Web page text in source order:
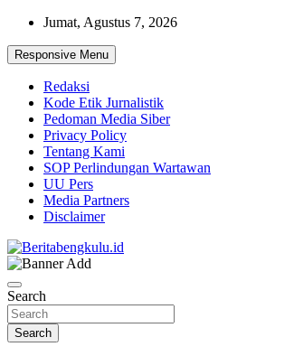
Skip
content
Jumat, Agustus 7, 2026
Responsive Menu
Redaksi
Kode Etik Jurnalistik
Pedoman Media Siber
Privacy Policy
Tentang Kami
SOP Perlindungan Wartawan
UU Pers
Media Partners
Disclaimer
Beritabengkulu.id
Search
Search